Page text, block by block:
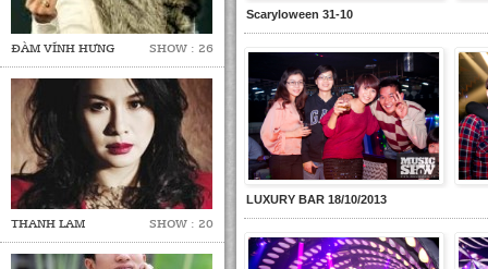
ĐÀM VĨNH HƯNG SHOW : 26
THANH LAM SHOW : 20
Scaryloween 31-10
LUXURY BAR 18/10/2013